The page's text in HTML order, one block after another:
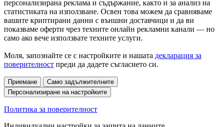
персонализирана реклама и съдържание, както и за анализ на
статистиката на използване. Освен това можем да сравняваме
вашите криптирани данни с външни доставчици и да ви
показваме оферти чрез техните онлайн рекламни канали — но
само ако вече използвате техните услуги.
Моля, запознайте се с настройките и нашата декларация за
поверителност преди да дадете съгласието си.
Приемане
Само задължителните
Персонализиране на настройките
Политика за поверителност